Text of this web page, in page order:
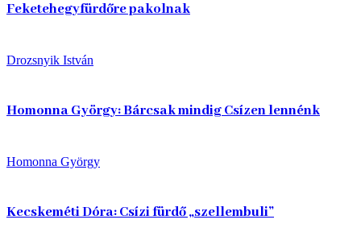
Feketehegyfürdőre pakolnak
Drozsnyik István
Homonna György: Bárcsak mindig Csízen lennénk
Homonna György
Kecskeméti Dóra: Csízi fürdő „szellembuli”